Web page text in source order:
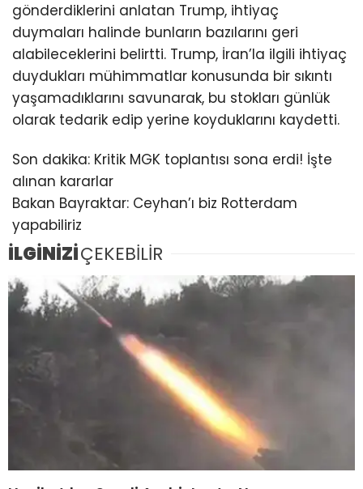
gönderdiklerini anlatan Trump, ihtiyaç
duymaları halinde bunların bazılarını geri
alabileceklerini belirtti. Trump, İran’la ilgili ihtiyaç
duydukları mühimmatlar konusunda bir sıkıntı
yaşamadıklarını savunarak, bu stokları günlük
olarak tedarik edip yerine koyduklarını kaydetti.
Son dakika: Kritik MGK toplantısı sona erdi! İşte
alınan kararlar
Bakan Bayraktar: Ceyhan’ı biz Rotterdam
yapabiliriz
İLGİNİZİÇEKEBİLİR